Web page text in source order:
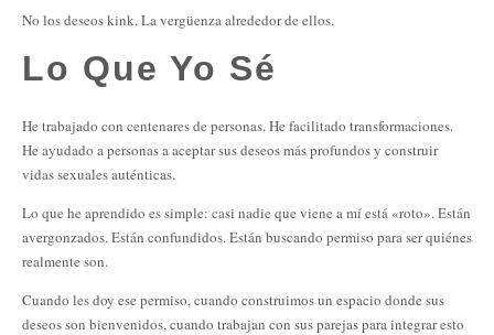
No los deseos kink. La vergüenza alrededor de ellos.
Lo Que Yo Sé
He trabajado con centenares de personas. He facilitado transformaciones.
He ayudado a personas a aceptar sus deseos más profundos y construir
vidas sexuales auténticas.
Lo que he aprendido es simple: casi nadie que viene a mí está «roto». Están
avergonzados. Están confundidos. Están buscando permiso para ser quiénes
realmente son.
Cuando les doy ese permiso, cuando construimos un espacio donde sus
deseos son bienvenidos, cuando trabajan con sus parejas para integrar esto